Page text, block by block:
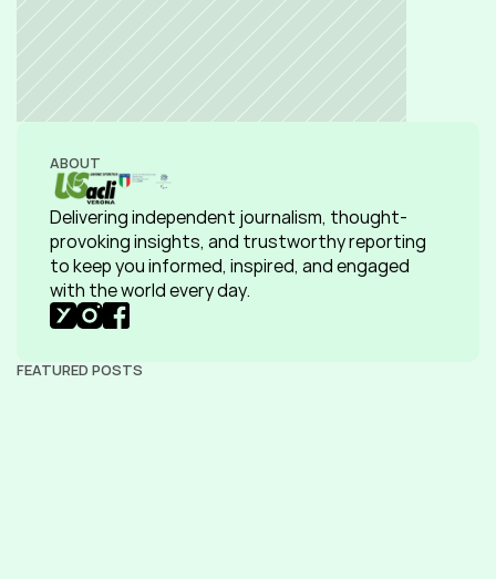
ABOUT
Delivering independent journalism, thought-
provoking insights, and trustworthy reporting
to keep you informed, inspired, and engaged
with the world every day.
FEATURED POSTS